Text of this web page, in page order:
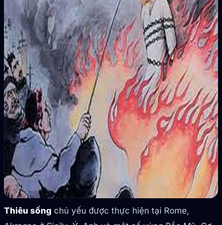
Thiêu sống chủ yếu được thực hiện tại Rome,